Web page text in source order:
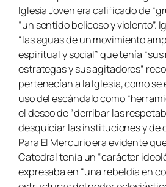
Iglesia Joven era calificado de
“un sentido belicoso y violento”.
“las aguas de un movimiento
espiritual y social” que tenía
estrategas y sus agitadores”
pertenecían a la Iglesia, como se
uso del escándalo como
el deseo de “derribar las
desquiciar las instituciones y de
Para El Mercurio era evidente
Catedral tenía un “carácter
expresaba en “una rebeldía en